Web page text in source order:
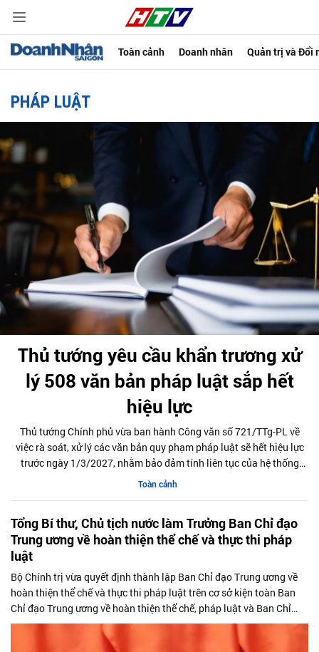
Toàn cảnh Doanh nhân Quản trị và Đổi
PHÁP LUẬT
Thủ tướng yêu cầu khẩn trương xử
lý 508 văn bản pháp luật sắp hết
hiệu lực
Thủ tướng Chính phủ vừa ban hành Công văn số 721/TTg-PL về
việc rà soát, xử lý các văn bản quy phạm pháp luật sẽ hết hiệu lực
trước ngày 1/3/2027, nhằm bảo đảm tính liên tục của hệ thống
pháp luật và không để phát sinh khoảng trống pháp lý trong quá
Toàn cảnh
Tổng Bí thư, Chủ tịch nước làm Trưởng Ban Chỉ đạo
Trung ương về hoàn thiện thể chế và thực thi pháp
luật
Bộ Chính trị vừa quyết định thành lập Ban Chỉ đạo Trung ương về
hoàn thiện thể chế và thực thi pháp luật trên cơ sở kiện toàn Ban
Chỉ đạo Trung ương về hoàn thiện thể chế, pháp luật và Ban Chỉ
đạo Cải cách tư pháp Trung ương.